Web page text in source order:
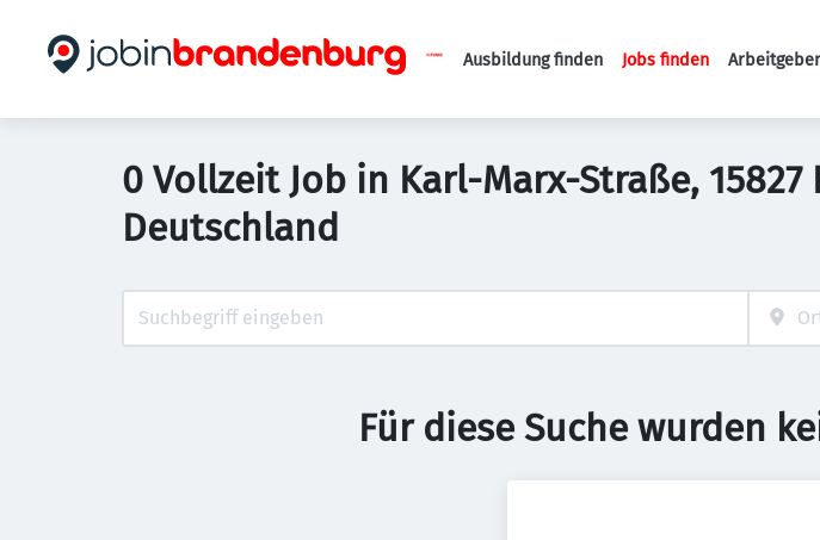
Haupt-
Ausbildung finden Jobs finden
0 Vollzeit Job in Karl-Marx-Straße,
Deutschland
Für diese Suche wurden